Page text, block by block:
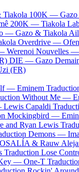
Tiakola 100K — Gazo
200K — Tiakola
— Gazo & Tiakola
Overdrive —
Werenoi Nouvelles —
DIE — Gazo
(FR)
— Eminem
Without Me —
Lewis Capaldi
Mockingbird —
and Ryan Lewis
Demons —
& Rauw
Traduction Lose
— One-T